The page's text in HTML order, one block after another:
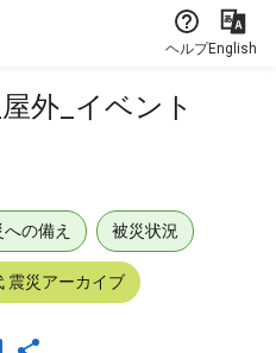
ヘルプEnglish
外_イベント
への備え 被災状況
震災アーカイブ